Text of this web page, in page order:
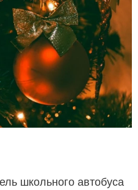
школьного автобуса